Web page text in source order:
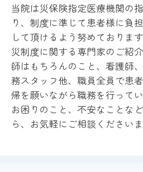
当院は災保険指定医療機関の
り、制度に準じて患者様に負
して頂けるよう努めておりま
災制度に関する専門家のご紹
師はもちろんのこと、看護師
務スタッフ他、職員全員で患
帰を願いながら職務を行ってい
お困りのこと、不安なことな
ら、お気軽にご相談くださいま